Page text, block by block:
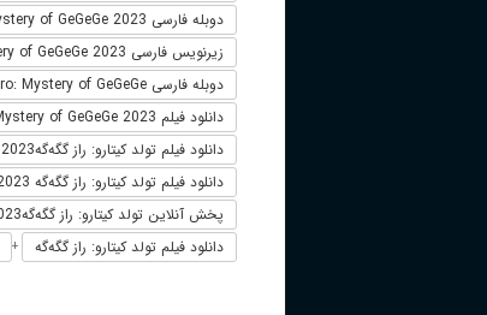
دوبله فارسی The Birth of Kitaro: Mystery of GeGeGe 2023
زیرنویس فارسی The Birth of Kitaro: Mystery of GeGeGe 2023
دوبله فارسی The Birth of Kitaro: Mystery of GeGeGe
دانلود فیلم The Birth of Kitaro: Mystery of GeGeGe 2023 زیرنویس فارسی
دانلود فیلم تولد کیتارو: راز گگه‌گهThe Birth of Kitaro: Mystery of GeGeGe 2023
دانلود فیلم تولد کیتارو: راز گگه‌گه 2023
پخش آنلاین تولد کیتارو: راز گگه‌گهThe Birth of Kitaro: Mystery of GeGeGe 2023
دانلود فیلم تولد کیتارو: راز گگه‌گه +